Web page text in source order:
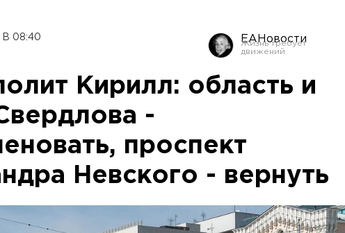
08:40 ЕАНовости
Кирилл: область и
-
проспект
Невского - вернуть